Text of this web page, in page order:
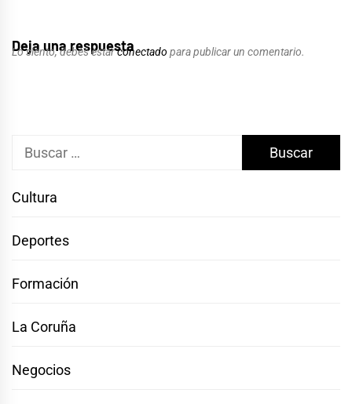
Deja una respuesta
Lo siento, debes estarconectado para publicar un comentario.
Buscar:
Cultura
Deportes
Formación
La Coruña
Negocios